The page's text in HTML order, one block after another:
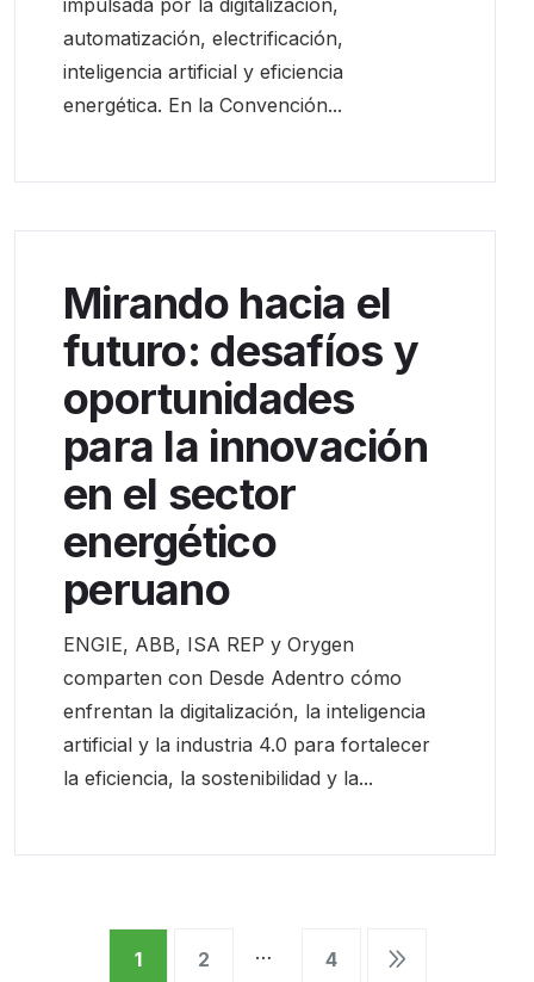
automatización, electrificación,
inteligencia artificial y eficiencia
energética. En la Convención...
Mirando hacia el
futuro: desafíos y
oportunidades
para la innovación
en el sector
energético
peruano
ENGIE, ABB, ISA REP y Orygen
comparten con Desde Adentro cómo
enfrentan la digitalización, la inteligencia
artificial y la industria 4.0 para fortalecer
la eficiencia, la sostenibilidad y la...
1 2 … 4